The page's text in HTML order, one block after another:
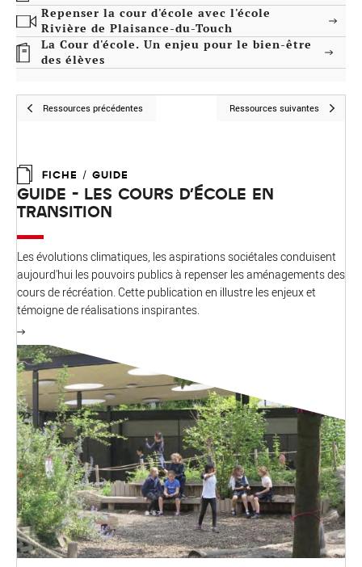
Repenser la cour d'école avec l'école
Rivière de Plaisance-du-Touch
La Cour d'école. Un enjeu pour le bien-être
des élèves
Ressources précédentes Ressources suivantes
FICHE / GUIDE
GUIDE - LES COURS D'ÉCOLE EN
TRANSITION
Les évolutions climatiques, les aspirations sociétales conduisent
aujourd'hui les pouvoirs publics à repenser les aménagements des
cours de récréation. Cette publication en illustre les enjeux et
témoigne de réalisations inspirantes.